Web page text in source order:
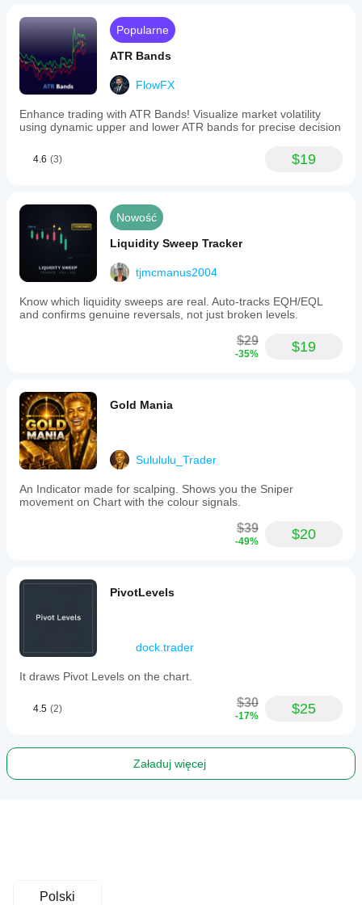
Popularne
ATR Bands
FlowFX
Enhance trading with ATR Bands! Visualize market volatility
using dynamic upper and lower ATR bands for precise decision
4.6 (3) $19
Nowość
Liquidity Sweep Tracker
tjmcmanus2004
Know which liquidity sweeps are real. Auto-tracks EQH/EQL
and confirms genuine reversals, not just broken levels.
$29
-35% $19
Gold Mania
Sulululu_Trader
An Indicator made for scalping. Shows you the Sniper
movement on Chart with the colour signals.
$39
-49% $20
PivotLevels
dock.trader
It draws Pivot Levels on the chart.
4.5 (2) $30
-17% $25
Załaduj więcej
Polski